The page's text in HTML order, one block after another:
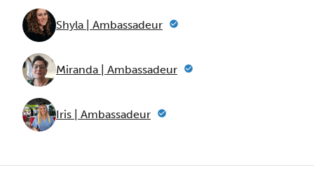
Shyla | Ambassadeur
Miranda | Ambassadeur
Iris | Ambassadeur